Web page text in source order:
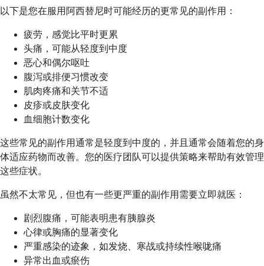
以下是您在服用阿西替尼时可能经历的更常见的副作用：
疲劳，感觉比平时更累
头痛，可能从轻度到中度
恶心和偶尔呕吐
腹泻或排便习惯改变
肌肉疼痛和关节不适
皮疹或皮肤变化
血细胞计数变化
这些常见的副作用通常是轻度到中度的，并且通常会随着您的身
体适应药物而改善。您的医疗团队可以提供策略来帮助有效管理
这些症状。
虽然不太常见，但也有一些更严重的副作用需要立即就医：
剧烈腹痛，可能表明患有胰腺炎
心律或胸痛的显著变化
严重感染的迹象，如发烧、寒战或持续性喉咙痛
异常出血或瘀伤